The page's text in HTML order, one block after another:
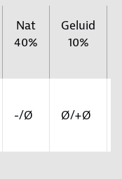
Nat
40%
Geluid
10%
-/Ø Ø/+Ø